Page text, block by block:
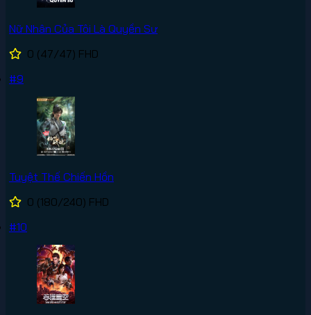
Nữ Nhân Của Tôi Là Quyền Sư
0 (47/47) FHD
#9
Tuyệt Thế Chiến Hồn
0 (180/240) FHD
#10